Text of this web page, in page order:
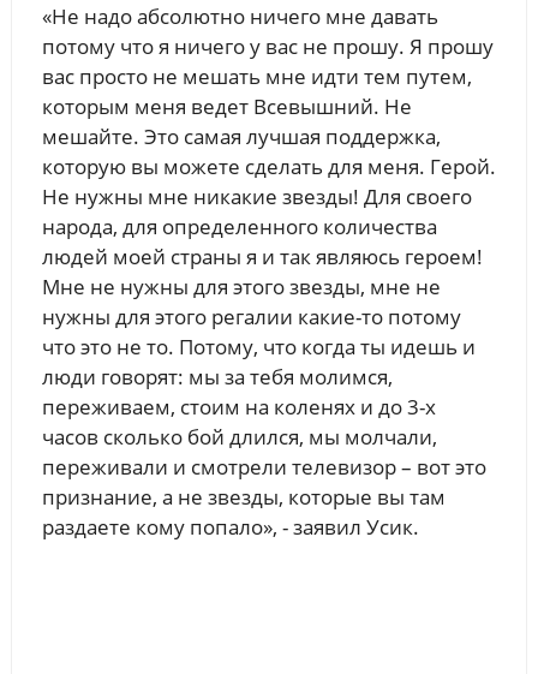
«Не надо абсолютно ничего мне давать
потому что я ничего у вас не прошу. Я прошу
вас просто не мешать мне идти тем путем,
которым меня ведет Всевышний. Не
мешайте. Это самая лучшая поддержка,
которую вы можете сделать для меня. Герой.
Не нужны мне никакие звезды! Для своего
народа, для определенного количества
людей моей страны я и так являюсь героем!
Мне не нужны для этого звезды, мне не
нужны для этого регалии какие-то потому
что это не то. Потому, что когда ты идешь и
люди говорят: мы за тебя молимся,
переживаем, стоим на коленях и до 3-х
часов сколько бой длился, мы молчали,
переживали и смотрели телевизор – вот это
признание, а не звезды, которые вы там
раздаете кому попало», - заявил Усик.